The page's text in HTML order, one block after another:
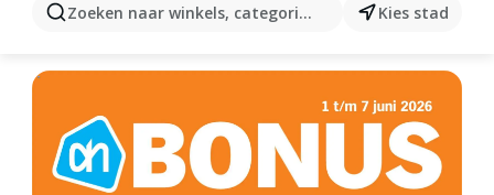
Zoeken naar winkels, categorieën, producten...
Kies stad